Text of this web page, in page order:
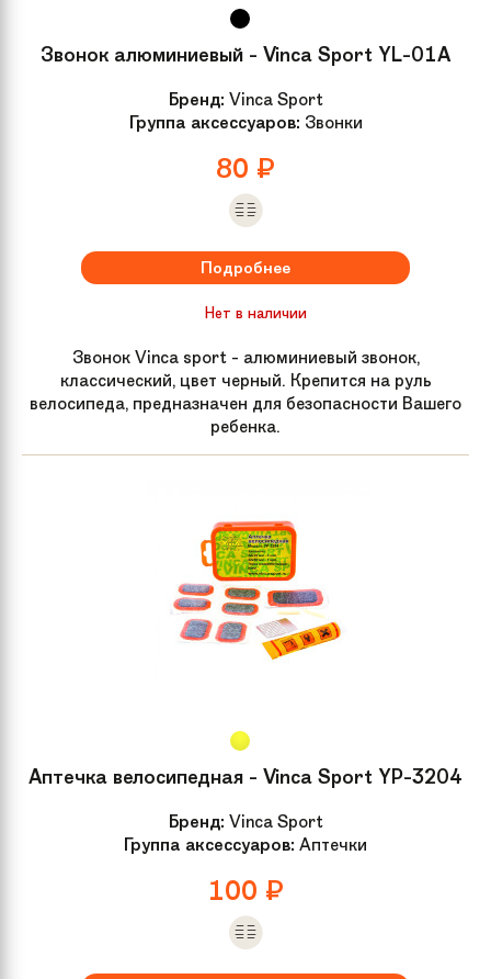
Звонок алюминиевый - Vinca Sport YL-01A
Бренд: Vinca Sport
Группа аксессуаров: Звонки
80 ₽
Подробнее
Нет в наличии
Звонок Vinca sport - алюминиевый звонок,
классический, цвет черный. Крепится на руль
велосипеда, предназначен для безопасности Вашего
ребенка.
Аптечка велосипедная - Vinca Sport YP-3204
Бренд: Vinca Sport
Группа аксессуаров: Аптечки
100 ₽